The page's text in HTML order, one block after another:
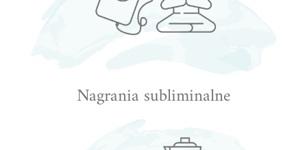
Nagrania subliminalne